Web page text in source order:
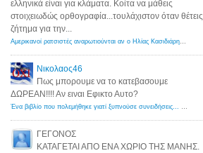
ελληνικά είναι για κλάματα. Κοίτα να μάθεις
στοιχειωδώς ορθογραφία...τουλάχιστον όταν θέτεις
ζήτημα για την...
Αμερικανοί ρατσιστές αναρωτιούνται αν ο Ηλίας Κασιδιάρης ανήκει στη λευκή φυλή... - Λόγιος Ερμής
Νικολαος46
Πως μπορουμε να το κατεβασουμε
ΔΩΡΕΑΝ!!!! Αν ειναι Εφικτο Αυτο?
Ένα βιβλίο που πολεμήθηκε γιατί ξυπνούσε συνειδήσεις... - Λόγιος Ερμής | Η γνώση ξεκινάει με την αναζήτηση...
ΓΕΓΟΝΟΣ
ΚΑΤΑΓΕΤΑΙ ΑΠΟ ΕΝΑ ΧΩΡΙΟ ΤΗΣ ΜΑΝΗΣ.